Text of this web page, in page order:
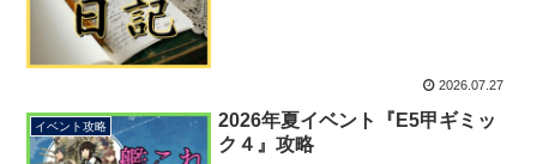
2026.07.27
イベント攻略
2026年夏イベント『E5甲ギミッ
ク４』攻略